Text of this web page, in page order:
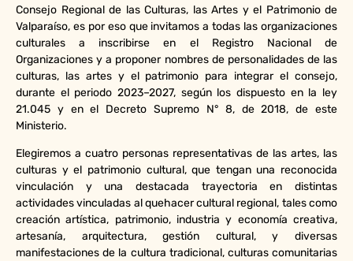
Consejo Regional de las Culturas, las Artes y el Patrimonio de
Valparaíso, es por eso que invitamos a todas las organizaciones
culturales a inscribirse en el Registro Nacional de
Organizaciones y a proponer nombres de personalidades de las
culturas, las artes y el patrimonio para integrar el consejo,
durante el periodo 2023–2027, según los dispuesto en la ley
21.045 y en el Decreto Supremo N° 8, de 2018, de este
Ministerio.
Elegiremos a cuatro personas representativas de las artes, las
culturas y el patrimonio cultural, que tengan una reconocida
vinculación y una destacada trayectoria en distintas
actividades vinculadas al quehacer cultural regional, tales como
creación artística, patrimonio, industria y economía creativa,
artesanía, arquitectura, gestión cultural, y diversas
manifestaciones de la cultura tradicional, culturas comunitarias